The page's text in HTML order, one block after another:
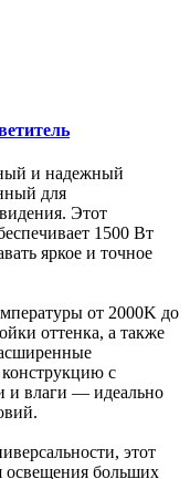
и надежный
для
Этот
1500 Вт
яркое и точное
от 2000K до
оттенка, а также
с
влаги — идеально
этот
освещения больших